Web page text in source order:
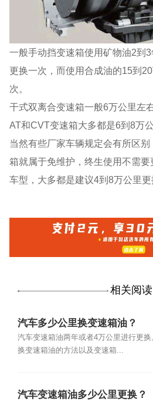
一般手动挡变速箱使用矿物油2到
更换一次，而使用合成油的15到
次。
干式双离合变速箱一般6万公里左
AT和CVT变速箱大多都是6到8万
当然有些厂家车辆规定会有所区
箱就属于免维护，终生使用不需
车型，大多都是建议4到8万公里更
相关阅读
汽车多少公里换变速箱油？
汽车变速箱油两年或者4万公里进行更换
换变速箱油的方法以及变速箱...
汽车变速箱油多少公里更换？